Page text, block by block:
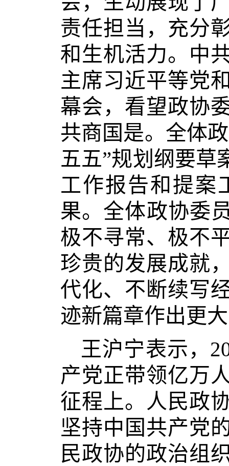
责任担当，充分
和生机活力。中
主席习近平等党
幕会，看望政协
共商国是。全体
五五”规划纲要草
工作报告和提案
果。全体政协委
极不寻常、极不
珍贵的发展成就
代化、不断续写
迹新篇章作出更
王沪宁表示，
产党正带领亿万
征程上。人民政
坚持中国共产党
民政协的政治组